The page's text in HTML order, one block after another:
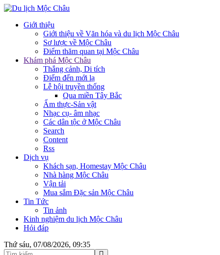
Giới thiệu
Giới thiệu về Văn hóa và du lịch Mộc Châu
Sơ lược về Mộc Châu
Điểm thăm quan tại Mộc Châu
Khám phá Mộc Châu
Thắng cảnh, Di tích
Điểm đến mới lạ
Lễ hội truyền thống
Qua miền Tây Bắc
Ẩm thực-Sản vật
Nhạc cụ- âm nhạc
Các dân tộc ở Mộc Châu
Search
Content
Rss
Dịch vụ
Khách sạn, Homestay Mộc Châu
Nhà hàng Mộc Châu
Vận tải
Mua sắm Đặc sản Mộc Châu
Tin Tức
Tin ảnh
Kinh nghiệm du lịch Mộc Châu
Hỏi đáp
Thứ sáu, 07/08/2026, 09:35